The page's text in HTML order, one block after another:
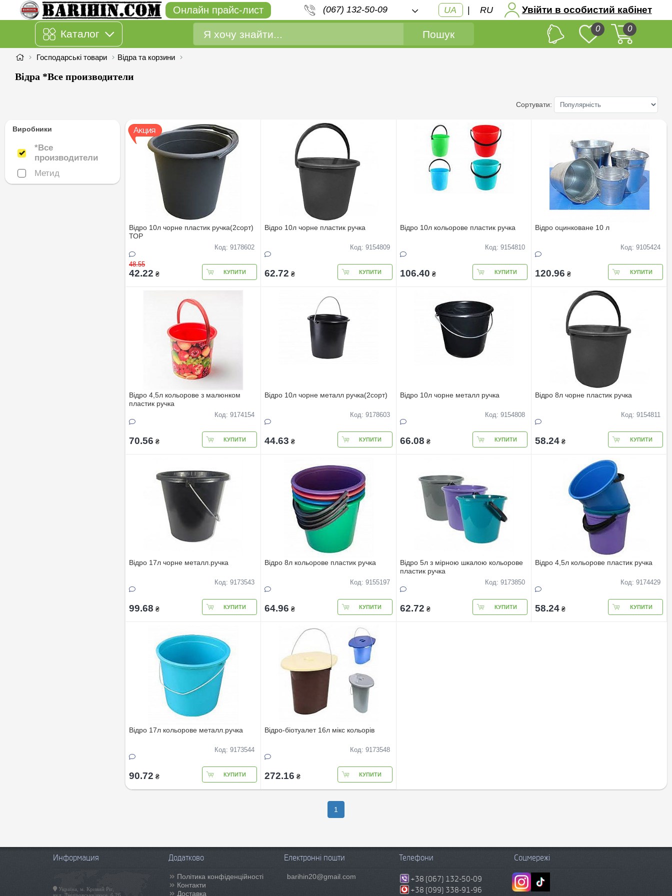
Онлайн прайс-лист (067) 132-50-09 UA | RU Увійти в особистий кабінет
Каталог Пошук 0 0
Господарські товари Відра та корзини
Відра *Все производители
Сортувати:
Виробники
*Все
производители
*Все производители
Метид
Метид
Вiдро 10л чорне пластик ручка(2сорт)
ТОР
Код: 9178602
48.55
42.22 ₴ КУПИТИ
Вiдро 10л чорне пластик ручка
Код: 9154809
62.72 ₴ КУПИТИ
Вiдро 10л кольорове пластик ручка
Код: 9154810
106.40 ₴ КУПИТИ
Вiдро оцинковане 10 л
Код: 9105424
120.96 ₴ КУПИТИ
Вiдро 4,5л кольорове з малюнком
пластик ручка
Код: 9174154
70.56 ₴ КУПИТИ
Вiдро 10л чорне металл ручка(2сорт)
Код: 9178603
44.63 ₴ КУПИТИ
Вiдро 10л чорне металл ручка
Код: 9154808
66.08 ₴ КУПИТИ
Вiдро 8л чорне пластик ручка
Код: 9154811
58.24 ₴ КУПИТИ
Вiдро 17л чорне металл.ручка
Код: 9173543
99.68 ₴ КУПИТИ
Вiдро 8л кольорове пластик ручка
Код: 9155197
64.96 ₴ КУПИТИ
Вiдро 5л з мiрною шкалою кольорове
пластик ручка
Код: 9173850
62.72 ₴ КУПИТИ
Вiдро 4,5л кольорове пластик ручка
Код: 9174429
58.24 ₴ КУПИТИ
Вiдро 17л кольорове металл.ручка
Код: 9173544
90.72 ₴ КУПИТИ
Вiдро-бiотуалет 16л мiкс кольорiв
Код: 9173548
272.16 ₴ КУПИТИ
1
Информация
Україна, м. Кривий Ріг,
Додатково
Політика конфіденційності
Контакти
Доставка
Електронні пошти
barihin20@gmail.com
Телефони
+38 (067) 132-50-09
+38 (099) 338-91-96
Соцмережі